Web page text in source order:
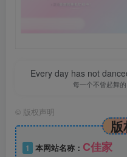
Every day has not
每一个不曾起舞
© 版权声明
1 本网站名称： C佳家